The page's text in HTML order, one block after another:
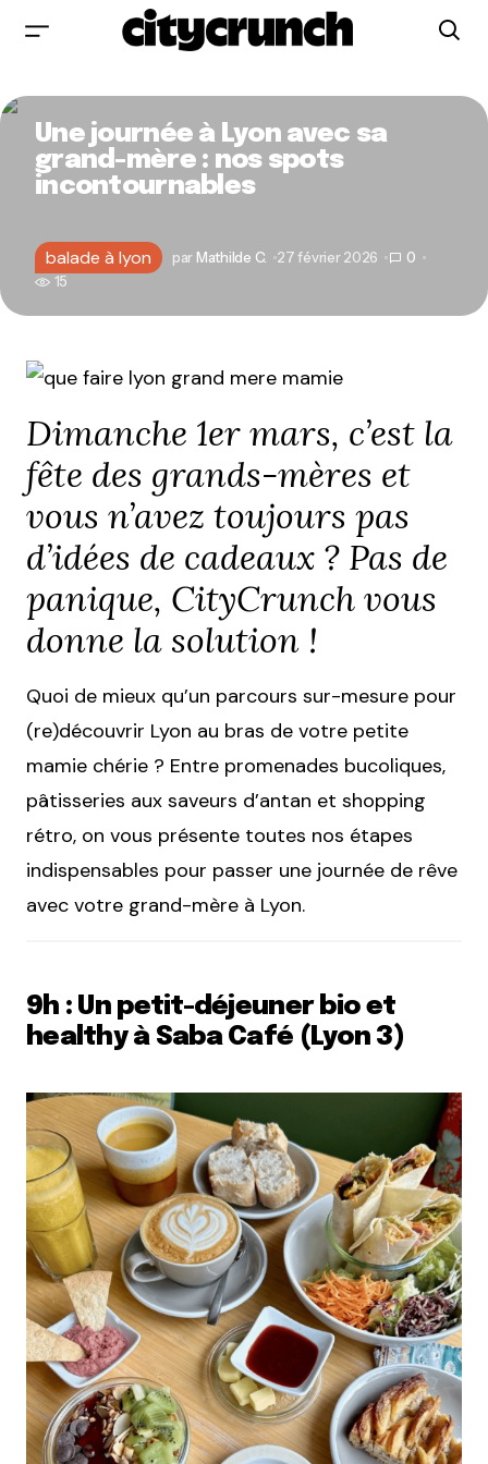
Une journée à Lyon avec sa
grand-mère : nos spots
incontournables
balade à lyon par Mathilde C. 27 février 2026
0
15
Dimanche 1er mars, c’est la
fête des grands-mères et
vous n’avez toujours pas
d’idées de cadeaux ? Pas de
panique, CityCrunch vous
donne la solution !
Quoi de mieux qu’un parcours sur-mesure pour
(re)découvrir Lyon au bras de votre petite
mamie chérie ? Entre promenades bucoliques,
pâtisseries aux saveurs d’antan et shopping
rétro, on vous présente toutes nos étapes
indispensables pour passer une journée de rêve
avec votre grand-mère à Lyon.
9h : Un petit-déjeuner bio et
healthy à Saba Café (Lyon 3)